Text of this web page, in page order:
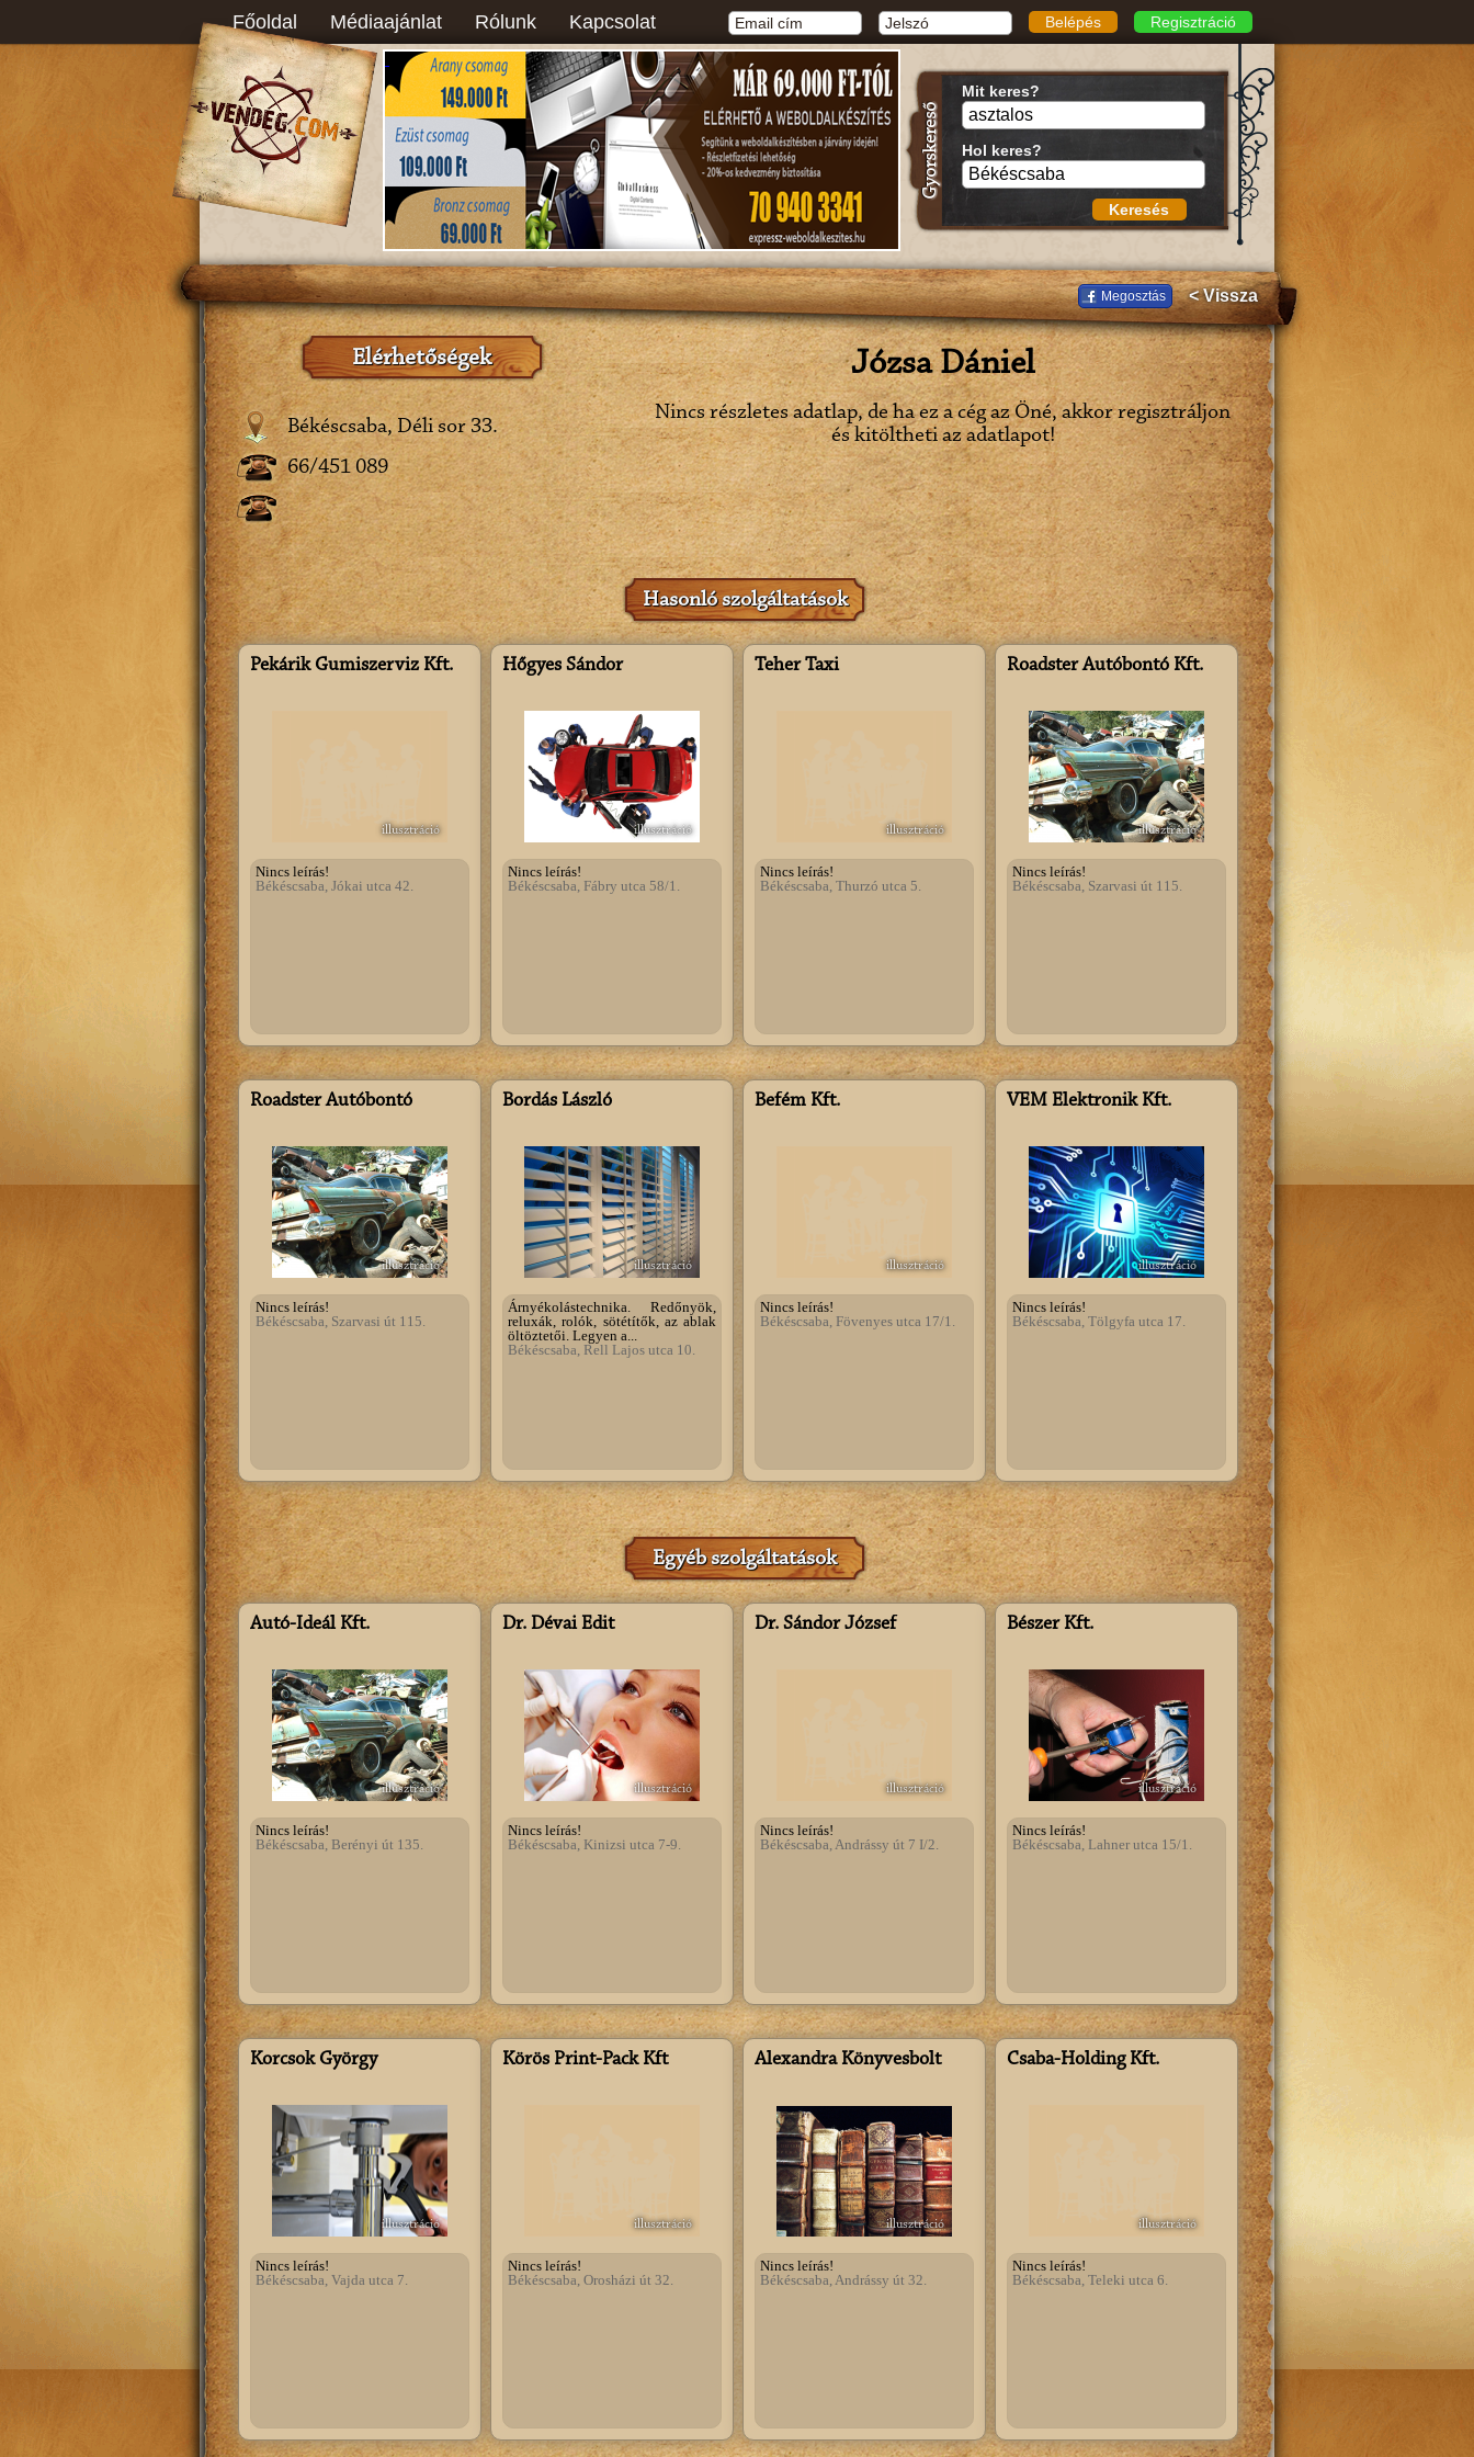
Főoldal Médiaajánlat Rólunk Kapcsolat Regisztráció
Belépés
Mit keres?
Hol keres?
Keresés
< Vissza
Megosztás
Elérhetőségek
Békéscsaba, Déli sor 33.
66/451 089
Józsa Dániel
Nincs részletes adatlap, de ha ez a cég az Öné, akkor regisztráljon
és kitöltheti az adatlapot!
Szeretnék regisztrálni!
Hasonló szolgáltatások
Pekárik Gumiszerviz Kft.
illusztráció
Nincs leírás!
Békéscsaba, Jókai utca 42.
Hőgyes Sándor
illusztráció
Nincs leírás!
Békéscsaba, Fábry utca 58/1.
Teher Taxi
illusztráció
Nincs leírás!
Békéscsaba, Thurzó utca 5.
Roadster Autóbontó Kft.
illusztráció
Nincs leírás!
Békéscsaba, Szarvasi út 115.
Roadster Autóbontó
illusztráció
Nincs leírás!
Békéscsaba, Szarvasi út 115.
Bordás László
illusztráció
Árnyékolástechnika. Redőnyök,
reluxák, rolók, sötétítők, az ablak
öltöztetői. Legyen a...
Békéscsaba, Rell Lajos utca 10.
Befém Kft.
illusztráció
Nincs leírás!
Békéscsaba, Fövenyes utca 17/1.
VEM Elektronik Kft.
illusztráció
Nincs leírás!
Békéscsaba, Tölgyfa utca 17.
Egyéb szolgáltatások
Autó-Ideál Kft.
illusztráció
Nincs leírás!
Békéscsaba, Berényi út 135.
Dr. Dévai Edit
illusztráció
Nincs leírás!
Békéscsaba, Kinizsi utca 7-9.
Dr. Sándor József
illusztráció
Nincs leírás!
Békéscsaba, Andrássy út 7 I/2.
Bészer Kft.
illusztráció
Nincs leírás!
Békéscsaba, Lahner utca 15/1.
Korcsok György
illusztráció
Nincs leírás!
Békéscsaba, Vajda utca 7.
Körös Print-Pack Kft
illusztráció
Nincs leírás!
Békéscsaba, Orosházi út 32.
Alexandra Könyvesbolt
illusztráció
Nincs leírás!
Békéscsaba, Andrássy út 32.
Csaba-Holding Kft.
illusztráció
Nincs leírás!
Békéscsaba, Teleki utca 6.